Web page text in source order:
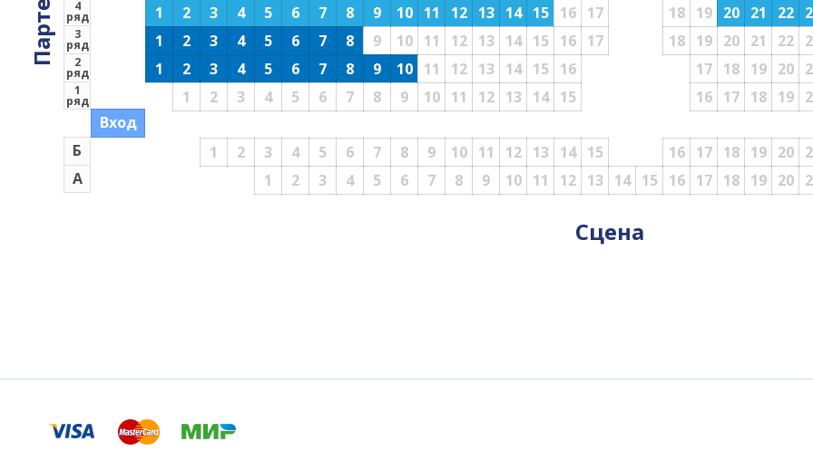
1
2 3 4 5 6 7 8 9 10 11 12 13 14 15 16 17 18 19 20 21 22
1
2 3 4 5 6 7 8 9 10 11 12 13 14 15 16 17 18 19 20 21 22
1
2 3 4 5 6 7 8 9 10 11 12 13 14 15 16 17 18 19 20
1
2 3 4 5 6 7 8 9 10 11 12 13 14 15 16 17 18 19
1 2 3 4 5 6 7 8 9 10 11 12 13 14 15 16 17 18 19 20
1
2 3 4 5 6 7 8 9 10 11 12 13 14 15 16 17 18 19 20
Вход
Б
А
Партер
4
ряд
3
ряд
2
ряд
1
ряд
Сцена